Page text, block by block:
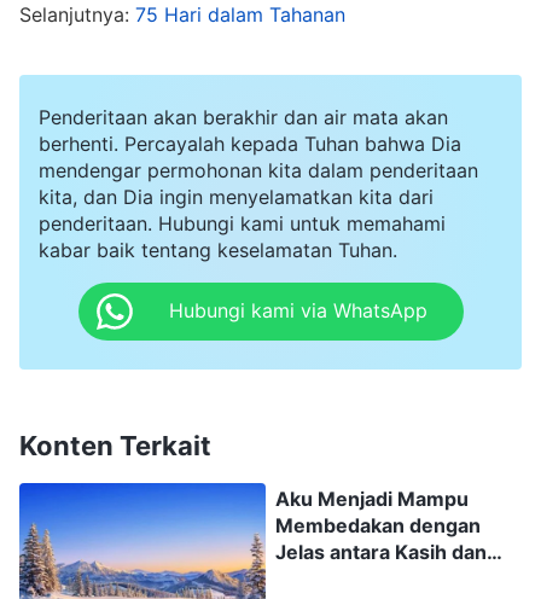
mengandalkan Tuhan, tidak ada cobaan yang
berkurang. Setelah menemukan nomor telepon
saudara-saudari dengan kode area dari provinsi
lain saat memeriksa ponselku, petugas itu
berkata, "Berdasarkan ini saja, kau bisa dihukum
delapan hingga sepuluh tahun." Aku berpikir,
"Aku tidak melakukan kesalahan dengan percaya
kepada Tuhan dan aku tidak melanggar hukum
dihukum delapan hingga sepuluh tahun? Apa pun
hukuman yang kau timpakan padaku, aku tidak
akan pernah mengkhianati saudara-saudariku."
Ketika melihat bahwa aku tidak mau mengatakan
Selanjutnya: 75 Hari dalam Tahanan
Penderitaan akan berakhir dan air mata akan
berhenti. Percayalah kepada Tuhan bahwa Dia
mendengar permohonan kita dalam penderitaan
kita, dan Dia ingin menyelamatkan kita dari
penderitaan. Hubungi kami untuk memahami
kabar baik tentang keselamatan Tuhan.
Hubungi kami via WhatsApp
Konten Terkait
Aku Menjadi Mampu
Membedakan dengan
Jelas antara Kasih dan